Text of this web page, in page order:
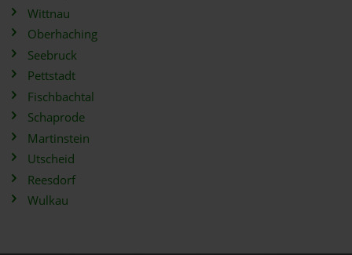
Wittnau
Oberhaching
Seebruck
Pettstadt
Fischbachtal
Schaprode
Martinstein
Utscheid
Reesdorf
Wulkau